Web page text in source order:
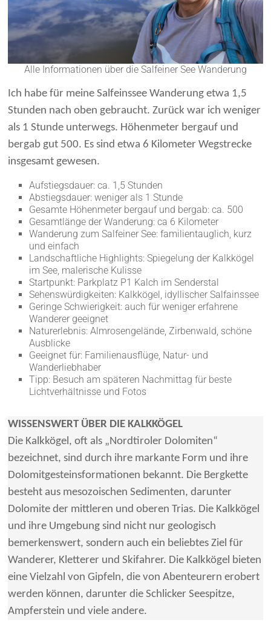
Alle Informationen über die Salfeiner See Wanderung
Ich habe für meine Salfeinssee Wanderung etwa 1,5
Stunden nach oben gebraucht. Zurück war ich weniger
als 1 Stunde unterwegs. Höhenmeter bergauf und
bergab gut 500. Es sind etwa 6 Kilometer Wegstrecke
insgesamt gewesen.
Aufstiegsdauer: ca. 1,5 Stunden
Abstiegsdauer: weniger als 1 Stunde
Gesamte Höhenmeter bergauf und bergab: ca. 500
Gesamtlänge der Wanderung: ca 6 Kilometer
Wanderung zum Salfeiner See: familientauglich, kurz
und einfach
Landschaftliche Highlights: Spiegelung der Kalkkögel
im See, malerische Kulisse
Startpunkt: Parkplatz P1 Kalch im Senderstal
Sehenswürdigkeiten: Kalkkögel, idyllischer Salfainssee
Geringe Schwierigkeit: auch für weniger erfahrene
Wanderer geeignet
Naturerlebnis: Almrosengelände, Zirbenwald, schöne
Ausblicke
Geeignet für: Familienausflüge, Natur- und
Wanderliebhaber
Tipp: Besuch am späteren Nachmittag für beste
Lichtverhältnisse und Fotos
WISSENSWERT ÜBER DIE KALKKÖGEL
Die Kalkkögel, oft als „Nordtiroler Dolomiten“
bezeichnet, sind durch ihre markante Form und ihre
Dolomitgesteinsformationen bekannt. Die Bergkette
besteht aus mesozoischen Sedimenten, darunter
Dolomite der mittleren und oberen Trias. Die Kalkkögel
und ihre Umgebung sind nicht nur geologisch
bemerkenswert, sondern auch ein beliebtes Ziel für
Wanderer, Kletterer und Skifahrer. Die Kalkkögel bieten
eine Vielzahl von Gipfeln, die von Abenteurern erobert
werden können, darunter die Schlicker Seespitze,
Ampferstein und viele andere.